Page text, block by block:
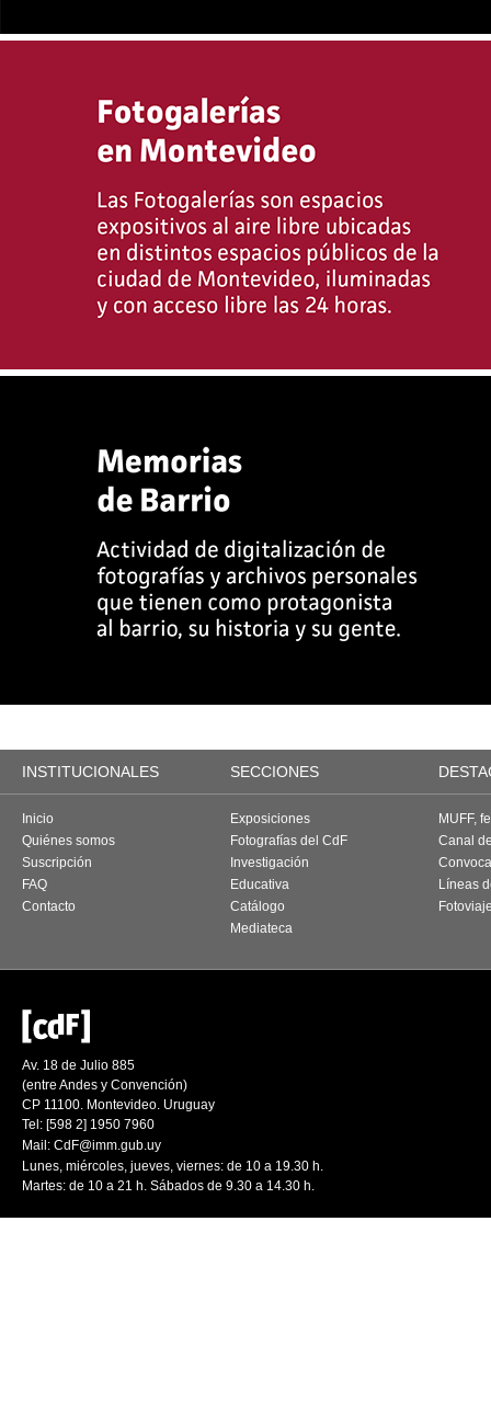
INSTITUCIONALES SECCIONES
Inicio
Quiénes somos
Suscripción
FAQ
Contacto
Exposiciones
Fotografías del CdF
Investigación
Educativa
Catálogo
Mediateca
MUFF,
Canal
Líneas
Av. 18 de Julio 885
(entre Andes y Convención)
CP 11100. Montevideo. Uruguay
Tel: [598 2] 1950 7960
Mail: CdF@imm.gub.uy
Lunes, miércoles, jueves, viernes: de 10 a 19.30 h.
Martes: de 10 a 21 h. Sábados de 9.30 a 14.30 h.